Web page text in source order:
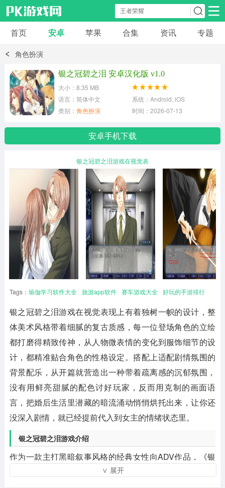
安卓应用 安卓游戏
模拟经营
首页 安卓 苹果 合集 资讯 专题
角色扮演
银之冠碧之泪 安卓汉化版 v1.0
大小：8.35 MB
语言：简体中文
系统：Android, iOS
类别： 角色扮演 时间：2026-07-13
安卓手机下载
银之冠碧之泪游戏在视觉表
Tags： 瑜伽学习软件大全 旅游app软件 赛车游戏大全 好玩的手游排行
银之冠碧之泪游戏在视觉表现上有着独树一帜的设计，整
体美术风格带着细腻的复古质感，每一位登场角色的立绘
都打磨得精致传神，从人物微表情的变化到服饰细节的设
计，都精准贴合角色的性格设定。搭配上适配剧情氛围的
背景配乐，从开篇就营造出一种带着疏离感的沉郁氛围，
没有用鲜亮甜腻的配色讨好玩家，反而用克制的画面语
言，把婚后生活里潜藏的暗流涌动悄悄烘托出来，让你还
没深入剧情，就已经提前代入到女主的情绪状态里。
银之冠碧之泪游戏介绍
作为一款主打黑暗叙事风格的经典女性向ADV作品，《银
之冠碧之泪》跳出了传统恋爱游戏的甜宠框架，以充满张
∨ 展开